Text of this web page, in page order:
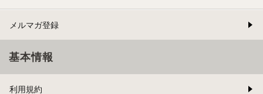
メルマガ登録
基本情報
利用規約